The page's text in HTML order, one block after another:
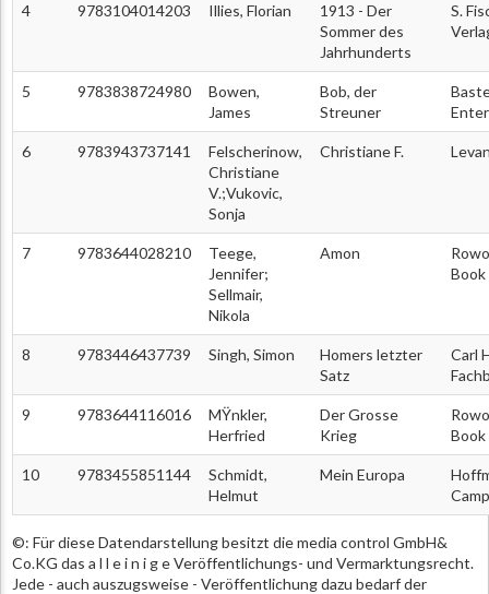
4 9783104014203 Illies, Florian
1913 - Der
Sommer des
Jahrhunderts
S.
5 9783838724980
Bowen,
James
Bob, der
Streuner
6 9783943737141
Felscherinow,
Christiane
V.;Vukovic,
Sonja
Christiane F.
7 9783644028210
Teege,
Jennifer;
Sellmair,
Nikola
Amon
Book
8 9783446437739 Singh, Simon
Homers letzter
Satz
Carl
9 9783644116016
MŸnkler,
Herfried
Der Grosse
Krieg
Book
10 9783455851144
Schmidt,
Helmut
Mein Europa
©: Für diese Datendarstellung besitzt die media control GmbH&
Co.KG das a l l e i n i g e Veröffentlichungs- und Vermarktungsrecht.
Jede - auch auszugsweise - Veröffentlichung dazu bedarf der